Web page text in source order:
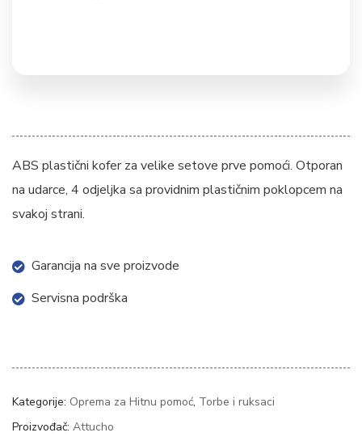
ABS plastični kofer za velike setove prve pomoći. Otporan
na udarce, 4 odjeljka sa providnim plastičnim poklopcem na
svakoj strani.
Garancija na sve proizvode
Servisna podrška
Kategorije: Oprema za Hitnu pomoć, Torbe i ruksaci
Proizvođač: Attucho